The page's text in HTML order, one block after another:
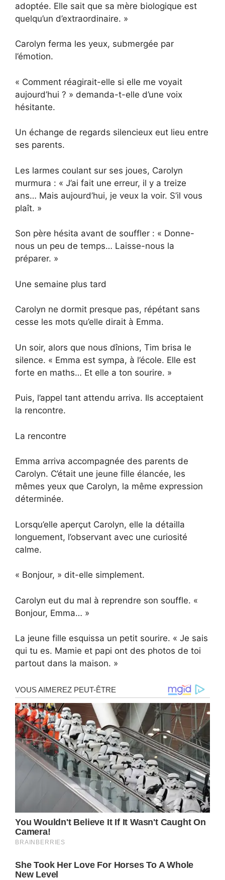
adoptée. Elle sait que sa mère biologique est
quelqu’un d’extraordinaire. »
Carolyn ferma les yeux, submergée par
l’émotion.
« Comment réagirait-elle si elle me voyait
aujourd’hui ? » demanda-t-elle d’une voix
hésitante.
Un échange de regards silencieux eut lieu entre
ses parents.
Les larmes coulant sur ses joues, Carolyn
murmura : « J’ai fait une erreur, il y a treize
ans… Mais aujourd’hui, je veux la voir. S’il vous
plaît. »
Son père hésita avant de souffler : « Donne-
nous un peu de temps… Laisse-nous la
préparer. »
Une semaine plus tard
Carolyn ne dormit presque pas, répétant sans
cesse les mots qu’elle dirait à Emma.
Un soir, alors que nous dînions, Tim brisa le
silence. « Emma est sympa, à l’école. Elle est
forte en maths… Et elle a ton sourire. »
Puis, l’appel tant attendu arriva. Ils acceptaient
la rencontre.
La rencontre
Emma arriva accompagnée des parents de
Carolyn. C’était une jeune fille élancée, les
mêmes yeux que Carolyn, la même expression
déterminée.
Lorsqu’elle aperçut Carolyn, elle la détailla
longuement, l’observant avec une curiosité
calme.
« Bonjour, » dit-elle simplement.
Carolyn eut du mal à reprendre son souffle. «
Bonjour, Emma… »
La jeune fille esquissa un petit sourire. « Je sais
qui tu es. Mamie et papi ont des photos de toi
partout dans la maison. »